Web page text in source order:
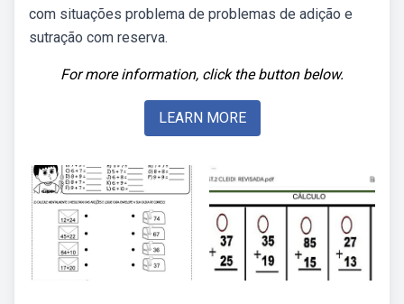
com situações problema de problemas de adição e
sutração com reserva.
For more information, click the button below.
LEARN MORE